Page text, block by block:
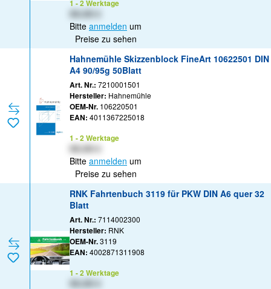
1 - 2 Werktage
Bitte anmelden um
Preise zu sehen
Hahnemühle Skizzenblock FineArt 10622501 DIN
A4 90/95g 50Blatt
Art. Nr.: 7210001501
Hersteller: Hahnemühle
OEM-Nr. 106220501
EAN: 4011367225018
1 - 2 Werktage
Bitte anmelden um
Preise zu sehen
RNK Fahrtenbuch 3119 für PKW DIN A6 quer 32
Blatt
Art. Nr.: 7114002300
Hersteller: RNK
OEM-Nr.3119
EAN: 4002871311908
1 - 2 Werktage